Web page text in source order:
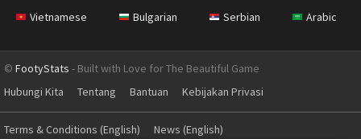
Vietnamese Bulgarian Serbian Arabic
© FootyStats - Built with Love for The Beautiful Game
Hubungi Kita
Tentang Bantuan Kebijakan Privasi
Terms & Conditions (English) News (English)